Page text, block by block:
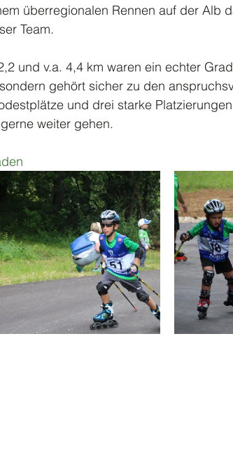
überregionalen Rennen auf der Alb
Team.
und v.a. 4,4 km waren ein echter
gehört sicher zu den
und drei starke
weiter gehen.